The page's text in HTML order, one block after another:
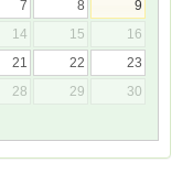
7 8
9
14 15
16
21 22
23
28 29
30